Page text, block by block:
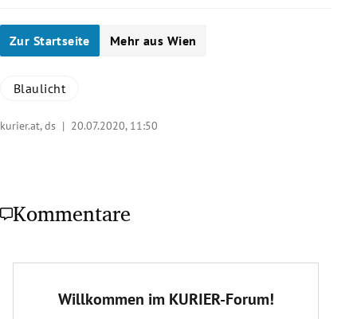
Zur Startseite Mehr aus Wien
Blaulicht
kurier.at, ds | 20.07.2020, 11:50
Kommentare